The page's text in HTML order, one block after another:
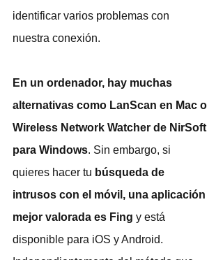
identificar varios problemas con
nuestra conexión.
En un ordenador, hay muchas
alternativas como LanScan en Mac o
Wireless Network Watcher de NirSoft
para Windows. Sin embargo, si
quieres hacer tu búsqueda de
intrusos con el móvil, una aplicación
mejor valorada es Fing y está
disponible para iOS y Android.